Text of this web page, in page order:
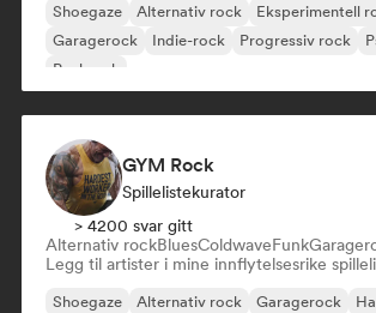
Shoegaze Alternativ rock
Eksperimentell
Garagerock
Indie-rock Progressiv rock
Punkrock
GYM Rock
Spillelistekurator
> 4200 svar gitt
Alternativ rockBluesColdwaveFunk
Legg til artister i mine innflytelsesrike
Shoegaze Alternativ rock Garagerock